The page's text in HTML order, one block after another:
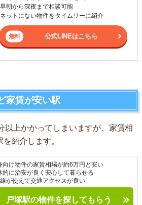
早朝から深夜まで相談可能
ネットにない物件をタイムリーに紹介
公式LINEはこちら
家賃が安い駅
以上かかってしまいますが、家賃相
紹介します。
向け物件の家賃相場が約6万円と安い
的に治安が良く安心して暮らせる
線が使えて交通アクセスが良い
戸塚駅の物件を探してもらう